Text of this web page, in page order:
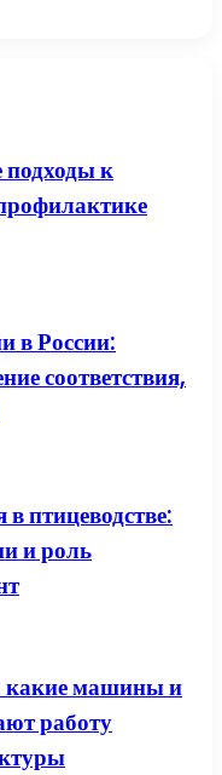
к
в России:
соответствия,
птицеводстве:
и роль
какие машины и
работу